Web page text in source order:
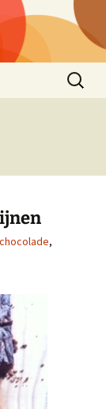
Zoeken
naar:
chocolade,